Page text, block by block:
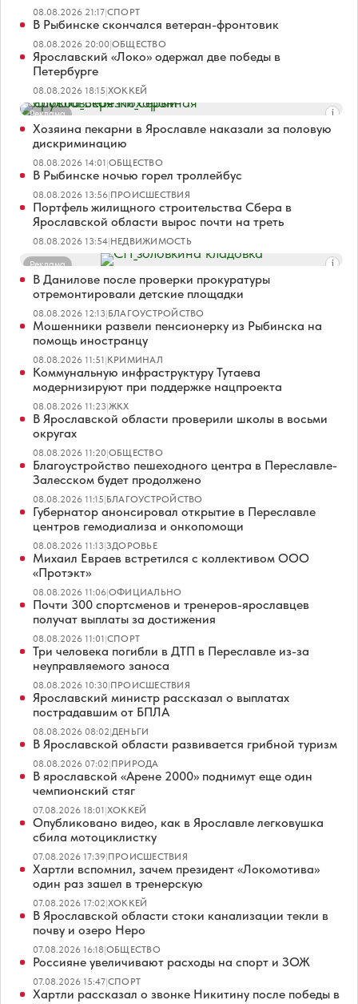
08.08.2026 21:17|СПОРТ
В Рыбинске скончался ветеран-фронтовик
08.08.2026 20:00|ОБЩЕСТВО
Ярославский «Локо» одержал две победы в
Петербурге
08.08.2026 18:15|ХОККЕЙ
Реклама
Хозяина пекарни в Ярославле наказали за половую
дискриминацию
08.08.2026 14:01|ОБЩЕСТВО
В Рыбинске ночью горел троллейбус
08.08.2026 13:56|ПРОИСШЕСТВИЯ
Портфель жилищного строительства Сбера в
Ярославской области вырос почти на треть
08.08.2026 13:54|НЕДВИЖИМОСТЬ
Реклама
В Данилове после проверки прокуратуры
отремонтировали детские площадки
08.08.2026 12:13|БЛАГОУСТРОЙСТВО
Мошенники развели пенсионерку из Рыбинска на
помощь иностранцу
08.08.2026 11:51|КРИМИНАЛ
Коммунальную инфраструктуру Тутаева
модернизируют при поддержке нацпроекта
08.08.2026 11:23|ЖКХ
В Ярославской области проверили школы в восьми
округах
08.08.2026 11:20|ОБЩЕСТВО
Благоустройство пешеходного центра в Переславле-
Залесском будет продолжено
08.08.2026 11:15|БЛАГОУСТРОЙСТВО
Губернатор анонсировал открытие в Переславле
центров гемодиализа и онкопомощи
08.08.2026 11:13|ЗДОРОВЬЕ
Михаил Евраев встретился с коллективом ООО
«Протэкт»
08.08.2026 11:06|ОФИЦИАЛЬНО
Почти 300 спортсменов и тренеров-ярославцев
получат выплаты за достижения
08.08.2026 11:01|СПОРТ
Три человека погибли в ДТП в Переславле из-за
неуправляемого заноса
08.08.2026 10:30|ПРОИСШЕСТВИЯ
Ярославский министр рассказал о выплатах
пострадавшим от БПЛА
08.08.2026 08:02|ДЕНЬГИ
В Ярославской области развивается грибной туризм
08.08.2026 07:02|ПРИРОДА
В ярославской «Арене 2000» поднимут еще один
чемпионский стяг
07.08.2026 18:01|ХОККЕЙ
Опубликовано видео, как в Ярославле легковушка
сбила мотоциклистку
07.08.2026 17:39|ПРОИСШЕСТВИЯ
Хартли вспомнил, зачем президент «Локомотива»
один раз зашел в тренерскую
07.08.2026 17:02|ХОККЕЙ
В Ярославской области стоки канализации текли в
почву и озеро Неро
07.08.2026 16:18|ОБЩЕСТВО
Россияне увеличивают расходы на спорт и ЗОЖ
07.08.2026 15:47|СПОРТ
Хартли рассказал о звонке Никитину после победы в